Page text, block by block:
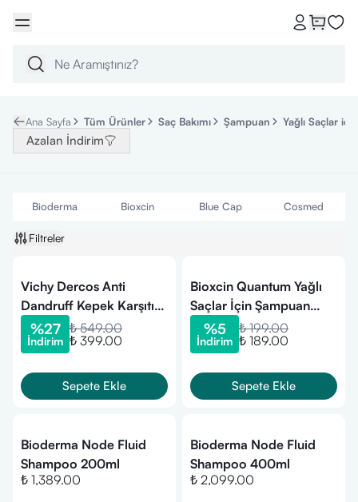
Ana Sayfa Tüm Ürünler Saç Bakımı Şampuan Yağlı Saçlar
Azalan İndirim
Bioderma Bioxcin Blue Cap Cosmed
Filtreler
Vichy Dercos Anti
Dandruff Kepek Karşıtı
Şampuan 75 ml - Normal
ve Yağlı Saçlar
%27
İndirim
₺ 549.00
₺ 399.00
Sepete Ekle
Bioxcin Quantum Yağlı
Saçlar İçin Şampuan
300ml
%5
İndirim
₺ 199.00
₺ 189.00
Sepete Ekle
Bioderma Node Fluid
Shampoo 200ml
₺ 1,389.00
Bioderma Node Fluid
Shampoo 400ml
₺ 2,099.00